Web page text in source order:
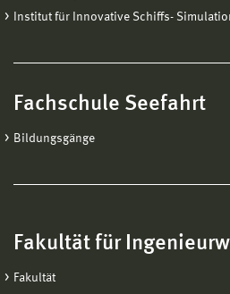
Institut für Innovative Schiffs-
Fachschule Seefahrt
Bildungsgänge
Fakultät für
Fakultät